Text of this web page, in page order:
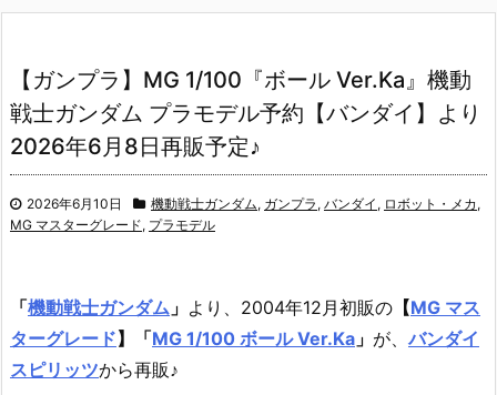
【ガンプラ】MG 1/100『ボール Ver.Ka』機動
戦士ガンダム プラモデル予約【バンダイ】より
2026年6月8日再販予定♪
2026年6月10日 機動戦士ガンダム, ガンプラ , バンダイ , ロボット・メカ ,
MG マスターグレード, プラモデル
「機動戦士ガンダム 」 より、2004年12月初販の 【MG マス
ターグレード】 「MG 1/100 ボール Ver.Ka 」 が、バンダイ
スピリッツから再販♪